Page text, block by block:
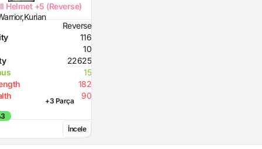
Helmet +5 (Reverse)
Reverse
116
10
22625
15
182
90
+3 Parça
İncele